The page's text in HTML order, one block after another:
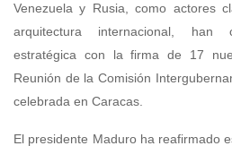
Venezuela y Rusia, como actores
arquitectura internacional, han
estratégica con la firma de 17
Reunión de la Comisión
celebrada en Caracas.
El presidente Maduro ha reafirmado